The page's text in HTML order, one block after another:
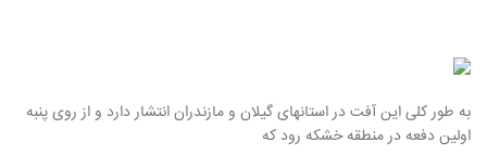
به طور کلی این آفت در استانهای گیلان و مازندران انتشار دارد و از روی پنبه
اولین دفعه در منطقه خشکه رود که